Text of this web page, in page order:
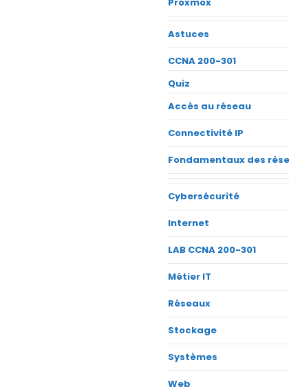
Astuces
CCNA 200-301
Quiz
Accès au réseau
Connectivité IP
Fondamentaux des
Cybersécurité
Internet
LAB CCNA 200-301
Métier IT
Réseaux
Stockage
Systèmes
Web